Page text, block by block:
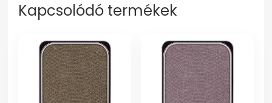
Kapcsolódó termékek